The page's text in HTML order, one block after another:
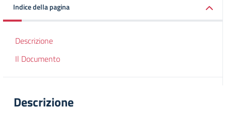
Indice della pagina
Descrizione
Il Documento
Descrizione